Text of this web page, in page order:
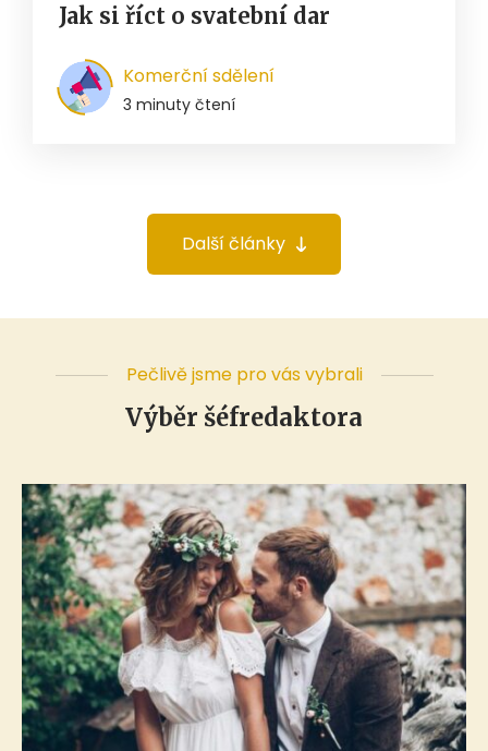
Jak si říct o svatební dar
Komerční sdělení
3 minuty čtení
Další články
Pečlivě jsme pro vás vybrali
Výběr šéfredaktora